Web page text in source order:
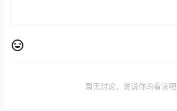
暂无讨论，说说你的看法吧